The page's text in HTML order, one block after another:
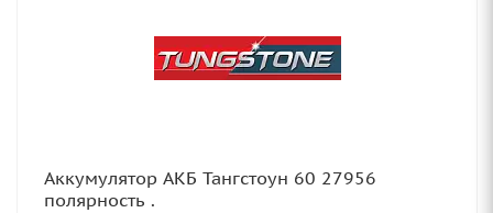
Аккумулятор АКБ Тангстоун 60 27956
полярность .